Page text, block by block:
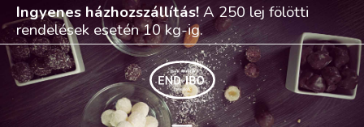
Skip
to
content
Ingyenes házhozszállítás!A 250 lej fölötti
rendelések esetén 10 kg-ig.